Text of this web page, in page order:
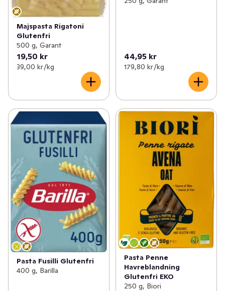
Majspasta Rigatoni
Glutenfri
500 g, Garant
19,50 kr
39,00 kr /kg
44,95 kr
179,80 kr /kg
Pasta Fusilli Glutenfri
400 g, Barilla
Pasta Penne
Havreblandning
Glutenfri EKO
250 g, Biori